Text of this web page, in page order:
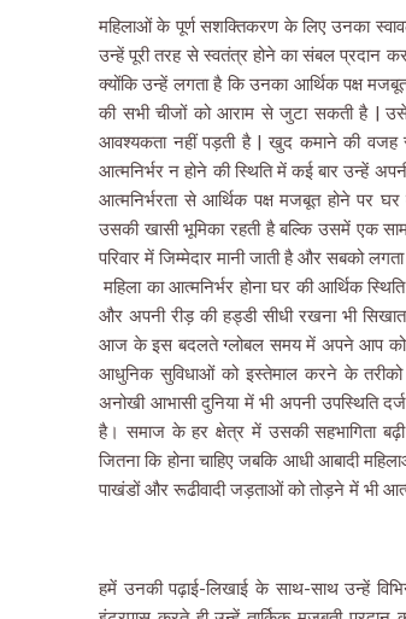
महिलाओं के पूर्ण सशक्तिकरण के लिए उनका
उन्हें पूरी तरह से स्वतंत्र होने का संबल प्रदान
क्योंकि उन्हें लगता है कि उनका आर्थिक पक्ष
की सभी चीजों को आराम से जुटा सकती है |
आवश्यकता नहीं पड़ती है | खुद कमाने की वजह
आत्मनिर्भर न होने की स्थिति में कई बार उन्हें
आत्मनिर्भरता से आर्थिक पक्ष मजबूत होने पर
उसकी खासी भूमिका रहती है बल्कि उसमें एक
परिवार में जिम्मेदार मानी जाती है और सबको
महिला का आत्मनिर्भर होना घर की आर्थिक
और अपनी रीड़ की हड्डी सीधी रखना भी
आज के इस बदलते ग्लोबल समय में अपने आप को
आधुनिक सुविधाओं को इस्तेमाल करने के
अनोखी आभासी दुनिया में भी अपनी उपस्थिति
है। समाज के हर क्षेत्र में उसकी सहभागिता
जितना कि होना चाहिए जबकि आधी आबादी
पाखंडों और रूढीवादी जड़ताओं को तोड़ने में भी
हमें उनकी पढ़ाई-लिखाई के साथ-साथ उन्हें